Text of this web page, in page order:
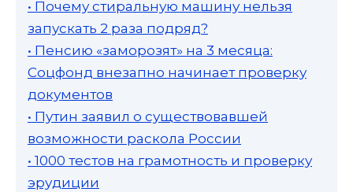
• Почему стиральную машину нельзя
запускать 2 раза подряд?
• Пенсию «заморозят» на 3 месяца:
Соцфонд внезапно начинает проверку
документов
• Путин заявил о существовавшей
возможности раскола России
• 1000 тестов на грамотность и проверку
эрудиции